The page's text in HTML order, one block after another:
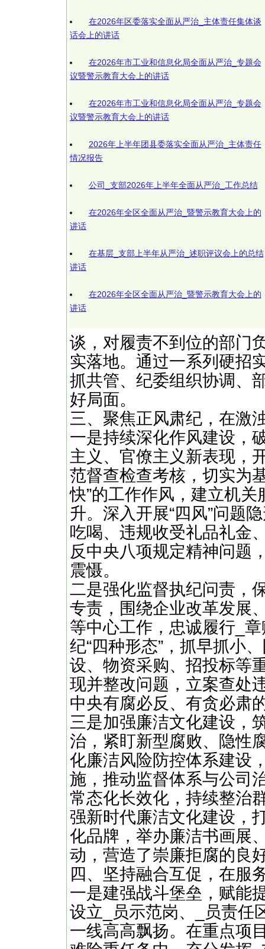
在2026年区委落实全面从严治_主体责任集体谈
话会上的讲话
在2026年市工业和信息化局全面从严治_专题会
议暨警示教育大会上的讲话
在2026年市工业和信息化局全面从严治_专题会
议暨警示教育大会上的讲话
2026年上半年团县委落实全面从严治_主体责任
情况报告
公司_支部2026年上半年全面从严治_工作总结
在2026年全区全面从严治_暨警示教育大会上的
讲话
在基层_支部上半年从严治_述职评议会上的总结
讲话
在2026年全区全面从严治_暨警示教育大会上的
讲话
谈，对履责不到位的部门
实落地。通过一系列硬招
抓共管、纪委组织协调、
好局面。
三、聚焦正风肃纪，在激
一是持续深化作风建设，
主义、官僚主义新表现，
范督查检查考核，切实为
快”的工作作风，建立机
升。深入开展“四风”问题
吃喝、违规收受礼品礼金
反中央八项规定精神问题
震慑。
二是强化监督执纪问责，
专责，围绕企业改革发展
等中心工作，忠诚履行_
纪“四种形态”，抓早抓小
设、物资采购、招投标等
现并整改问题，立案查处
中央有腐必反、有贪必肃
三是加强廉洁文化建设，
治，紧盯新型腐败、隐性
化廉洁风险防控体系建设
施，推动监督体系与公司
常态化长效化，持续整治
强新时代廉洁文化建设，
化品牌，举办廉洁书画展
动，营造了崇廉拒腐的良
四、坚持融合互促，在服
一是建强战斗堡垒，赋能
设立_员示范岗、_员责任
一线高高飘扬。在重点项